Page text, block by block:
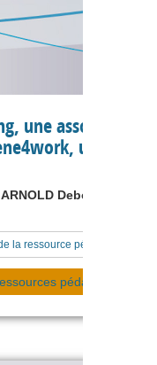
une association
un projet
Deborah
la ressource pédagogique
pédagogiques